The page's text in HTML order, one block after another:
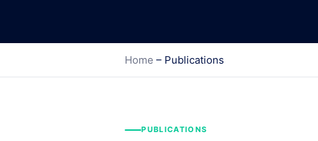
Home – Publications
PUBLICATIONS